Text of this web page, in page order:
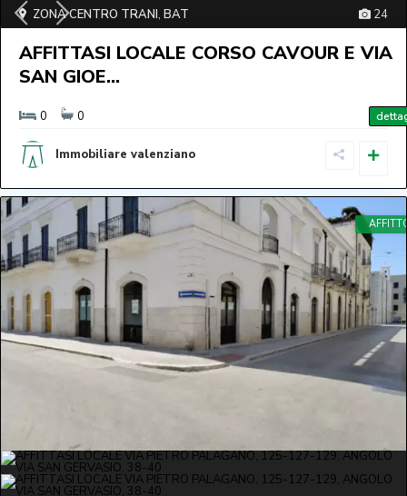
24
ZONA CENTRO TRANI, BAT
AFFITTASI LOCALE CORSO CAVOUR E VIA
SAN GIOE...
0 0
Immobiliare valenziano